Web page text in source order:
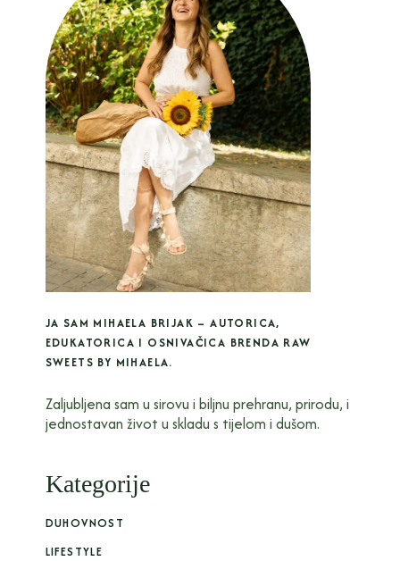
JA SAM MIHAELA BRIJAK – AUTORICA,
EDUKATORICA I OSNIVAČICA BRENDA RAW
SWEETS BY MIHAELA.
Zaljubljena sam u sirovu i biljnu prehranu, prirodu, i
jednostavan život u skladu s tijelom i dušom.
Kategorije
DUHOVNOST
LIFESTYLE